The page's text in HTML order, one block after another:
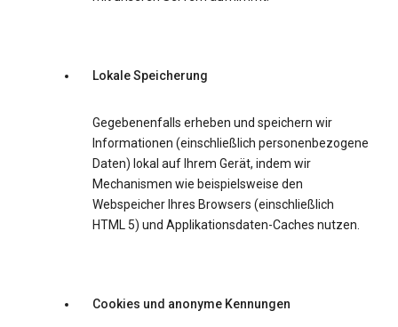
Lokale Speicherung
Gegebenenfalls erheben und speichern wir
Informationen (einschließlich personenbezogene
Daten) lokal auf Ihrem Gerät, indem wir
Mechanismen wie beispielsweise den
Webspeicher Ihres Browsers (einschließlich
HTML 5) und Applikationsdaten-Caches nutzen.
Cookies und anonyme Kennungen